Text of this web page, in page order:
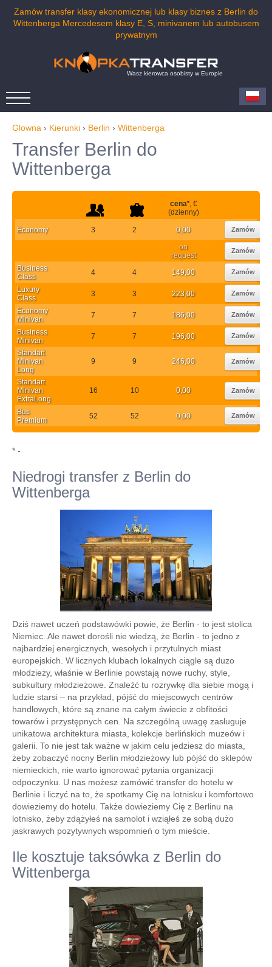
Zamów transfer klasy ekonomicznej lub klasy biznes z Berlin do
Wittenberga Mercedesem klasy E, S, minivanem lub autobusem
prywatnym
Wasz kierowca osobisty w Europie
Glowna › Kierunki › Berlin › Wittenberga
Transfer Berlin do
Wittenberga
cena*, €
(dzienny)
Economy 3 2 0,00 Zamów
on
request
Zamów
Business
Class
4 4 149,00 Zamów
Luxury
Class
3 3 223,00 Zamów
Economy
Minivan
7 7 186,00 Zamów
Business
Minivan
7 7 196,00 Zamów
Standart
Minivan
Long
9 9 246,00 Zamów
Standart
Minivan
ExtraLong
16 10 0,00 Zamów
Bus
Premium
52 52 0,00 Zamów
* -
Niedrogi transfer z Berlin do
Wittenberga
Dziś nawet uczeń podstawówki powie, że Berlin - to jest stolica
Niemiec. Ale nawet dorośli nie wiedzą, że Berlin - to jedno z
najbardziej energicznych, wesołych i przytulnych miast
europejskich. W licznych klubach lokalnych ciągle są duzo
młodzieży, właśnie w Berlinie powstają nowe ruchy, style,
subkultury młodzieżowe. Znaleźć tu rozrywkę dla siebie mogą i
ludzie starsi – na przykład, pójść do miejscowych centrów
handlowych, które są znane na całym świecie z obfitości
towarów i przystępnych cen. Na szczególną uwagę zasługuje
unikatowa architektura miasta, kolekcje berlińskich muzeów i
galerii. To nie jest tak ważne w jakim celu jedziesz do miasta,
żeby zobaczyć nocny Berlin młodzieżowy lub pójść do sklepów
niemieckich, nie warto ignorować pytania organizacji
odpoczynku. U nas możesz zamówić transfer do hotelu w
Berlinie i liczyć na to, że spotkamy Cię na lotnisku i komfortowo
dowieziemy do hotelu. Także dowieziemy Cię z Berlinu na
lotnisko, żeby zdążyłeś na samolot i wziąłeś ze sobą dużo
jaskrawych pozytywnych wspomnień o tym mieście.
Ile kosztuje taksówka z Berlin do
Wittenberga